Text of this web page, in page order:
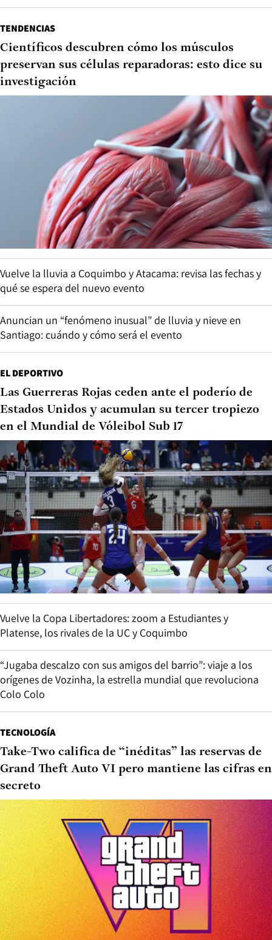
TENDENCIAS
Científicos descubren cómo los músculos
preservan sus células reparadoras: esto dice su
investigación
Vuelve la lluvia a Coquimbo y Atacama: revisa las fechas y
qué se espera del nuevo evento
Anuncian un “fenómeno inusual” de lluvia y nieve en
Santiago: cuándo y cómo será el evento
EL DEPORTIVO
Las Guerreras Rojas ceden ante el poderío de
Estados Unidos y acumulan su tercer tropiezo
en el Mundial de Vóleibol Sub 17
Vuelve la Copa Libertadores: zoom a Estudiantes y
Platense, los rivales de la UC y Coquimbo
“Jugaba descalzo con sus amigos del barrio”: viaje a los
orígenes de Vozinha, la estrella mundial que revoluciona
Colo Colo
TECNOLOGÍA
Take-Two califica de “inéditas” las reservas de
Grand Theft Auto VI pero mantiene las cifras en
secreto